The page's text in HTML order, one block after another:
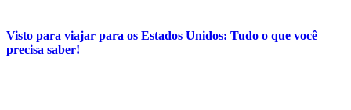
Visto para viajar para os Estados Unidos: Tudo o que você
precisa saber!